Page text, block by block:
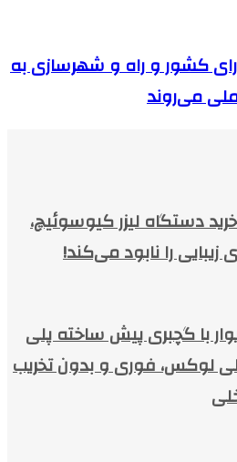
کشور و راه و شهرسازی به
می‌روند
خرید دستگاه لیزر کیوسوئیچ،
را نابود می‌کند!
با گچبری پیش ساخته پلی
لوکس، فوری و بدون تخریب